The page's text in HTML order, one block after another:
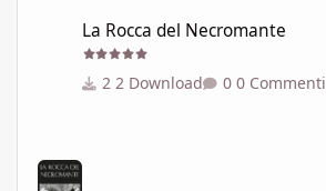
La Rocca del Necromante
2 Download 0 Commenti